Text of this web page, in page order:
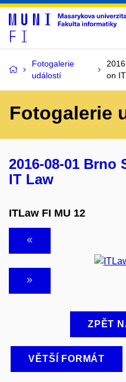
Fotogalerie
událostí
on
Fotogalerie
2016-08-01 Brno
IT Law
ITLaw FI MU 12
ZPĚT
VĚTŠÍ FORMÁT